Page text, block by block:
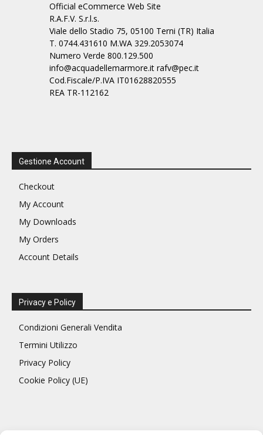
Official eCommerce Web Site
R.A.F.V. S.r.l.s.
Viale dello Stadio 75, 05100 Terni (TR) Italia
T. 0744.431610 M.WA 329.2053074
Numero Verde 800.129.500
info@acquadellemarmore.it rafv@pec.it
Cod.Fiscale/P.IVA IT01628820555
REA TR-112162
Gestione Account
Checkout
My Account
My Downloads
My Orders
Account Details
Privacy e Policy
Condizioni Generali Vendita
Termini Utilizzo
Privacy Policy
Cookie Policy (UE)